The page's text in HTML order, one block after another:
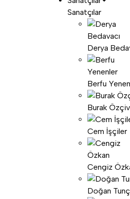
Sanatçılar
Derya
Berfu
Burak
Cem İşçiler
Cengiz
Doğan